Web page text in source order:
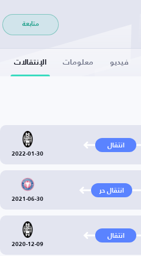
متابعة
فيديو معلومات الإنتقالات
انتقال
2022-01-30
انتقال حر
2021-06-30
انتقال
2020-12-09